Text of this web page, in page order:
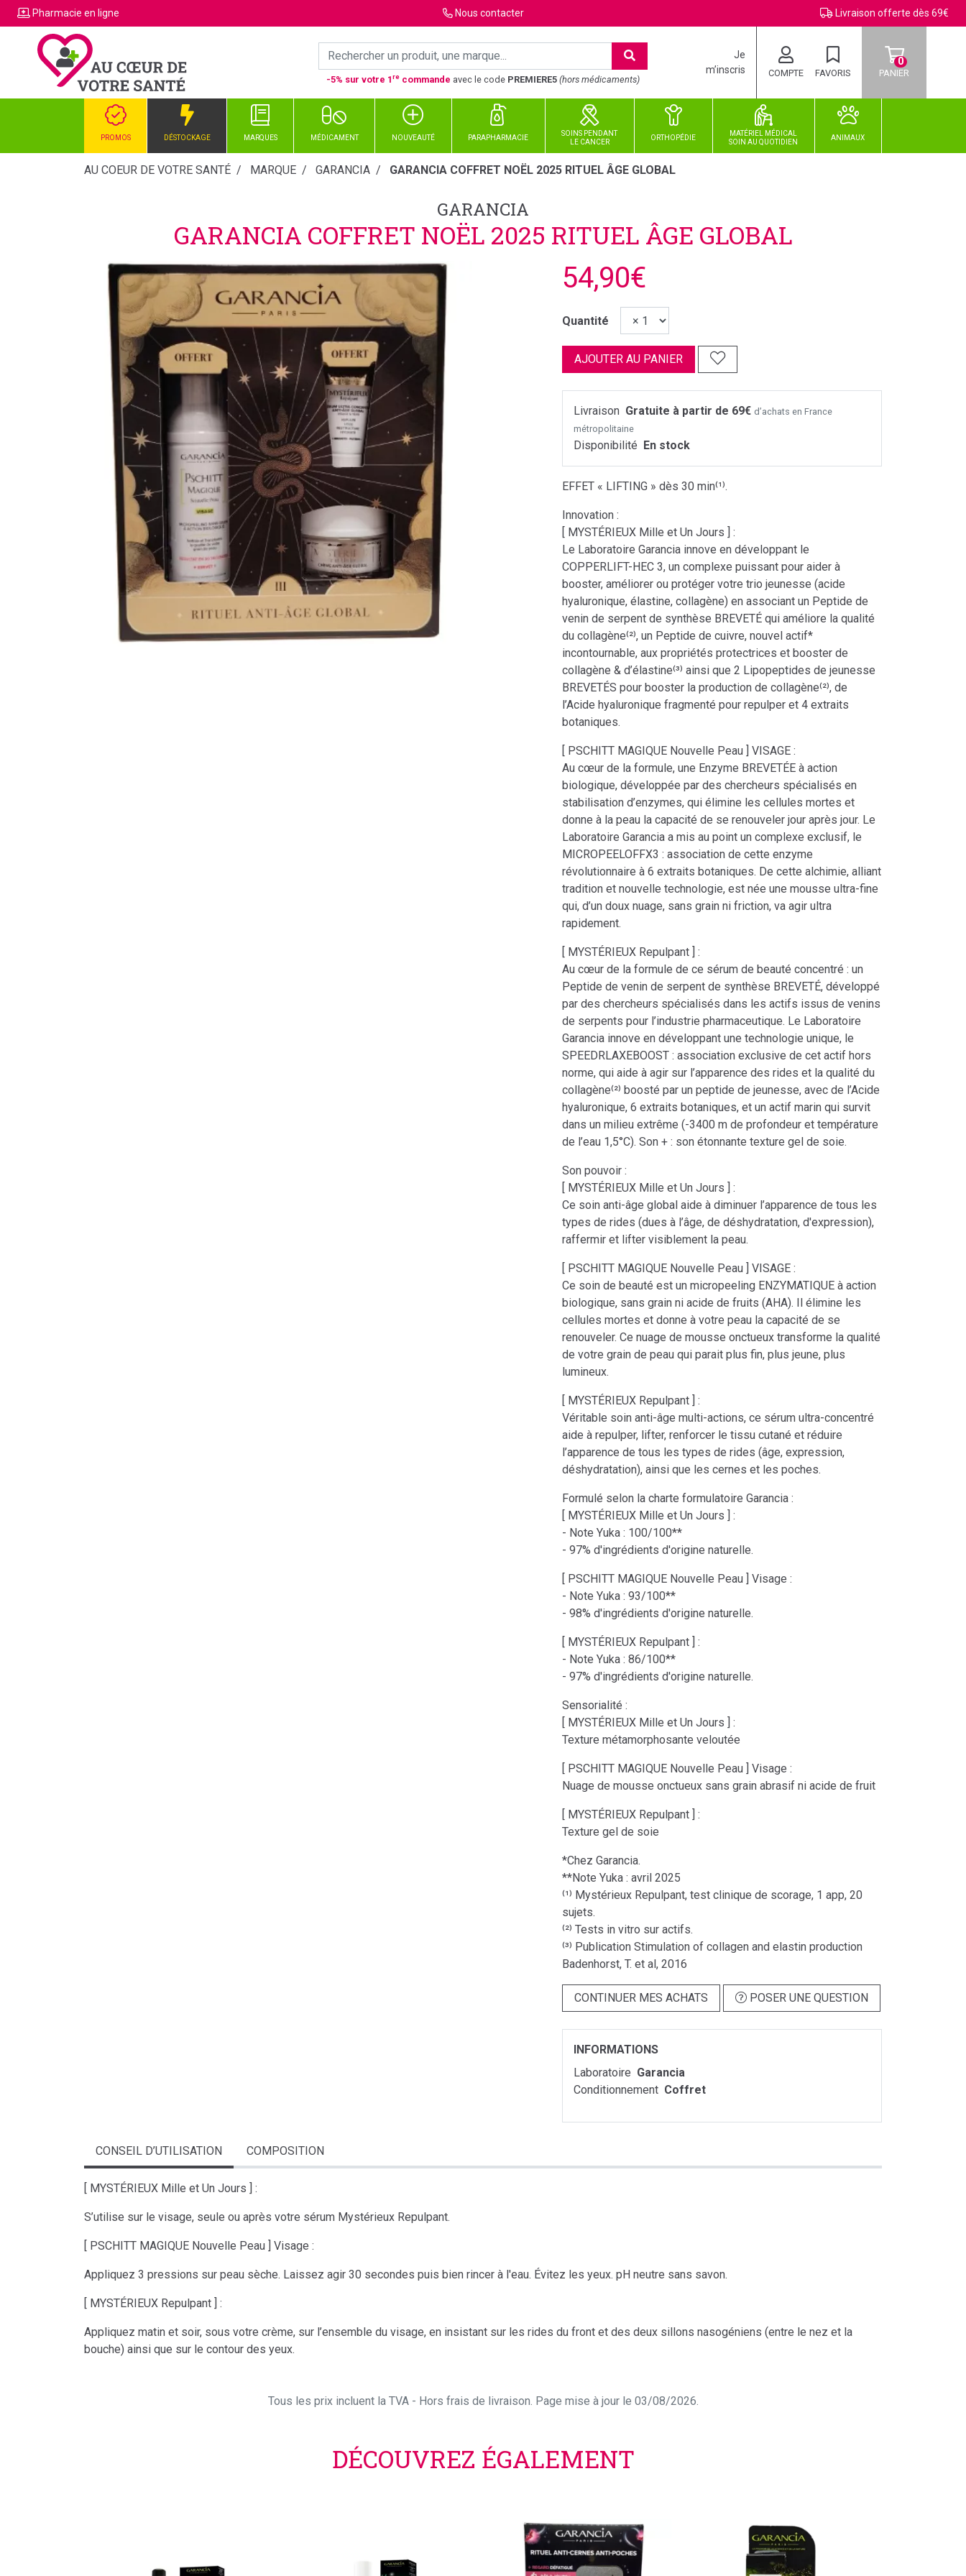
Pharmacie en ligne Nous contacter Livraison offerte dès 69€
-5% sur votre 1re commande avec le code PREMIERE5 (hors médicaments)
Je
m’inscris
COMPTE FAVORIS PANIER
0
PROMOS DÉSTOCKAGE MARQUES MÉDICAMENT NOUVEAUTÉ PARAPHARMACIE
SOINS PENDANT
LE CANCER
ORTHOPÉDIE
MATÉRIEL MÉDICAL
SOINAUQUOTIDIEN
ANIMAUX
AU COEUR DE VOTRE SANTÉ MARQUE GARANCIA GARANCIA COFFRET NOËL 2025 RITUEL ÂGE GLOBAL
GARANCIA
GARANCIA COFFRET NOËL 2025 RITUEL ÂGE GLOBAL
54,90€
Quantité
AJOUTER AU PANIER
Livraison Gratuite à partir de 69€ d’achats en France
métropolitaine
Disponibilité En stock
EFFET « LIFTING » dès 30 min⁽¹⁾.
Innovation :
[ MYSTÉRIEUX Mille et Un Jours ] :
Le Laboratoire Garancia innove en développant le
COPPERLIFT-HEC 3, un complexe puissant pour aider à
booster, améliorer ou protéger votre trio jeunesse (acide
hyaluronique, élastine, collagène) en associant un Peptide de
venin de serpent de synthèse BREVETÉ qui améliore la qualité
du collagène⁽²⁾, un Peptide de cuivre, nouvel actif*
incontournable, aux propriétés protectrices et booster de
collagène & d’élastine⁽³⁾ ainsi que 2 Lipopeptides de jeunesse
BREVETÉS pour booster la production de collagène⁽²⁾, de
l’Acide hyaluronique fragmenté pour repulper et 4 extraits
botaniques.
[ PSCHITT MAGIQUE Nouvelle Peau ] VISAGE :
Au cœur de la formule, une Enzyme BREVETÉE à action
biologique, développée par des chercheurs spécialisés en
stabilisation d’enzymes, qui élimine les cellules mortes et
donne à la peau la capacité de se renouveler jour après jour. Le
Laboratoire Garancia a mis au point un complexe exclusif, le
MICROPEELOFFX3 : association de cette enzyme
révolutionnaire à 6 extraits botaniques. De cette alchimie, alliant
tradition et nouvelle technologie, est née une mousse ultra-fine
qui, d’un doux nuage, sans grain ni friction, va agir ultra
rapidement.
[ MYSTÉRIEUX Repulpant ] :
Au cœur de la formule de ce sérum de beauté concentré : un
Peptide de venin de serpent de synthèse BREVETÉ, développé
par des chercheurs spécialisés dans les actifs issus de venins
de serpents pour l’industrie pharmaceutique. Le Laboratoire
Garancia innove en développant une technologie unique, le
SPEEDRLAXEBOOST : association exclusive de cet actif hors
norme, qui aide à agir sur l’apparence des rides et la qualité du
collagène⁽²⁾ boosté par un peptide de jeunesse, avec de l’Acide
hyaluronique, 6 extraits botaniques, et un actif marin qui survit
dans un milieu extrême (-3400 m de profondeur et température
de l’eau 1,5°C). Son + : son étonnante texture gel de soie.
Son pouvoir :
[ MYSTÉRIEUX Mille et Un Jours ] :
Ce soin anti-âge global aide à diminuer l’apparence de tous les
types de rides (dues à l’âge, de déshydratation, d'expression),
raffermir et lifter visiblement la peau.
[ PSCHITT MAGIQUE Nouvelle Peau ] VISAGE :
Ce soin de beauté est un micropeeling ENZYMATIQUE à action
biologique, sans grain ni acide de fruits (AHA). Il élimine les
cellules mortes et donne à votre peau la capacité de se
renouveler. Ce nuage de mousse onctueux transforme la qualité
de votre grain de peau qui parait plus fin, plus jeune, plus
lumineux.
[ MYSTÉRIEUX Repulpant ] :
Véritable soin anti-âge multi-actions, ce sérum ultra-concentré
aide à repulper, lifter, renforcer le tissu cutané et réduire
l’apparence de tous les types de rides (âge, expression,
déshydratation), ainsi que les cernes et les poches.
Formulé selon la charte formulatoire Garancia :
[ MYSTÉRIEUX Mille et Un Jours ] :
- Note Yuka : 100/100**
- 97% d'ingrédients d'origine naturelle.
[ PSCHITT MAGIQUE Nouvelle Peau ] Visage :
- Note Yuka : 93/100**
- 98% d'ingrédients d'origine naturelle.
[ MYSTÉRIEUX Repulpant ] :
- Note Yuka : 86/100**
- 97% d'ingrédients d'origine naturelle.
Sensorialité :
[ MYSTÉRIEUX Mille et Un Jours ] :
Texture métamorphosante veloutée
[ PSCHITT MAGIQUE Nouvelle Peau ] Visage :
Nuage de mousse onctueux sans grain abrasif ni acide de fruit
[ MYSTÉRIEUX Repulpant ] :
Texture gel de soie
*Chez Garancia.
**Note Yuka : avril 2025
⁽¹⁾ Mystérieux Repulpant, test clinique de scorage, 1 app, 20
sujets.
⁽²⁾ Tests in vitro sur actifs.
⁽³⁾ Publication Stimulation of collagen and elastin production
Badenhorst, T. et al, 2016
CONTINUER MES ACHATS POSER UNE QUESTION
INFORMATIONS
Laboratoire Garancia
Conditionnement Coffret
CONSEIL D’UTILISATION COMPOSITION
[ MYSTÉRIEUX Mille et Un Jours ] :
S’utilise sur le visage, seule ou après votre sérum Mystérieux Repulpant.
[ PSCHITT MAGIQUE Nouvelle Peau ] Visage :
Appliquez 3 pressions sur peau sèche. Laissez agir 30 secondes puis bien rincer à l'eau. Évitez les yeux. pH neutre sans savon.
[ MYSTÉRIEUX Repulpant ] :
Appliquez matin et soir, sous votre crème, sur l’ensemble du visage, en insistant sur les rides du front et des deux sillons nasogéniens (entre le nez et la
bouche) ainsi que sur le contour des yeux.
Tous les prix incluent la TVA - Hors frais de livraison. Page mise à jour le 03/08/2026.
DÉCOUVREZ ÉGALEMENT